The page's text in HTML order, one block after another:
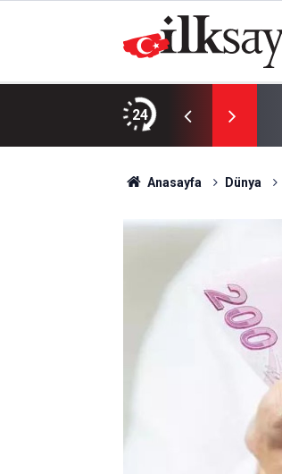
24
bölgesel güvenliğe katkı sunacak”
Anasayfa Dünya